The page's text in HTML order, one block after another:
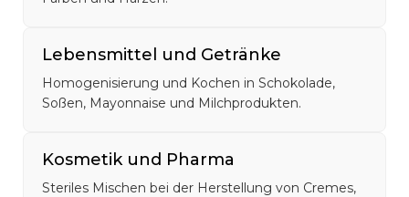
Lebensmittel und Getränke
Homogenisierung und Kochen in Schokolade,
Soßen, Mayonnaise und Milchprodukten.
Kosmetik und Pharma
Steriles Mischen bei der Herstellung von Cremes,